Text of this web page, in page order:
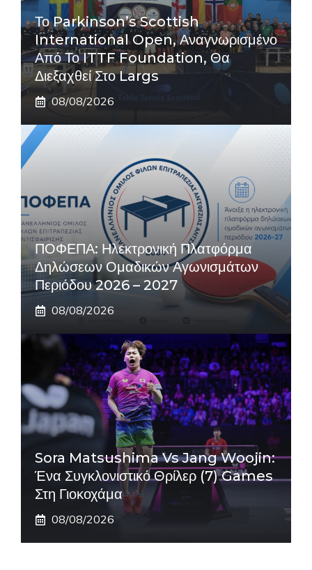
Το Parkinson’s Scottish
International Open, Αναγνωρισμένο
Από Το ITTF Foundation, Θα
Διεξαχθεί Στο Largs
08/08/2026
ΠΟΦΕΠΑ: Ηλεκτρονική Πλατφόρμα
Δηλώσεων Ομαδικών Αγωνισμάτων
Περιόδου 2026 – 2027
08/08/2026
Sora Matsushima Vs Jang Woojin:
Ένα Συγκλονιστικό Θρίλερ (7) Games
Στη Γιοκοχάμα
08/08/2026